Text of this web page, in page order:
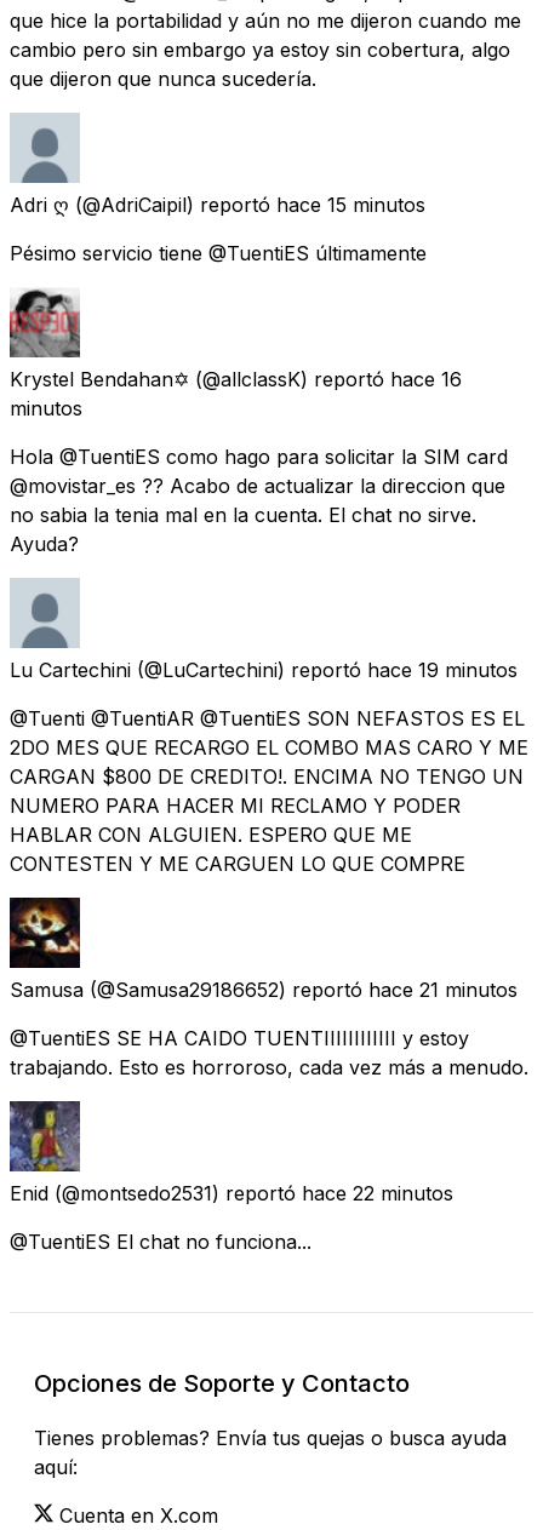
que hice la portabilidad y aún no me dijeron cuando me
cambio pero sin embargo ya estoy sin cobertura, algo
que dijeron que nunca sucedería.
Adri ღ (@AdriCaipil) reportó hace 15 minutos
Pésimo servicio tiene @TuentiES últimamente
Krystel Bendahan✡ (@allclassK) reportó hace 16
minutos
Hola @TuentiES como hago para solicitar la SIM card
@movistar_es ?? Acabo de actualizar la direccion que
no sabia la tenia mal en la cuenta. El chat no sirve.
Ayuda?
Lu Cartechini (@LuCartechini) reportó hace 19 minutos
@Tuenti @TuentiAR @TuentiES SON NEFASTOS ES EL
2DO MES QUE RECARGO EL COMBO MAS CARO Y ME
CARGAN $800 DE CREDITO!. ENCIMA NO TENGO UN
NUMERO PARA HACER MI RECLAMO Y PODER
HABLAR CON ALGUIEN. ESPERO QUE ME
CONTESTEN Y ME CARGUEN LO QUE COMPRE
Samusa (@Samusa29186652) reportó hace 21 minutos
@TuentiES SE HA CAIDO TUENTIIIIIIIIIIII y estoy
trabajando. Esto es horroroso, cada vez más a menudo.
Enid (@montsedo2531) reportó hace 22 minutos
@TuentiES El chat no funciona...
Opciones de Soporte y Contacto
Tienes problemas? Envía tus quejas o busca ayuda
aquí:
Cuenta en X.com